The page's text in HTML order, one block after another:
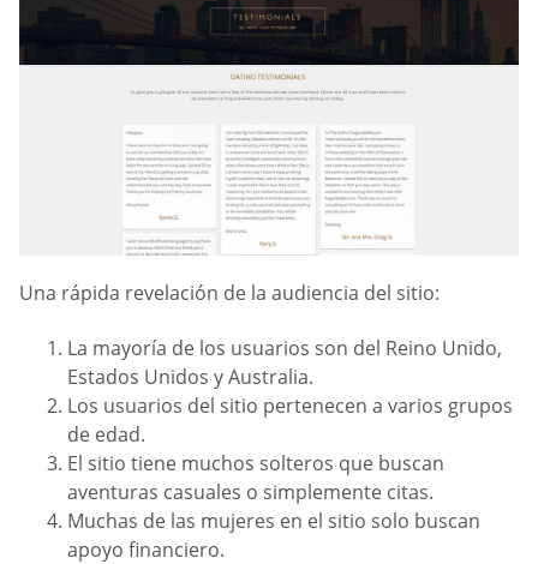
Una rápida revelación de la audiencia del sitio:
La mayoría de los usuarios son del Reino Unido,
Estados Unidos y Australia.
Los usuarios del sitio pertenecen a varios grupos
de edad.
El sitio tiene muchos solteros que buscan
aventuras casuales o simplemente citas.
Muchas de las mujeres en el sitio solo buscan
apoyo financiero.